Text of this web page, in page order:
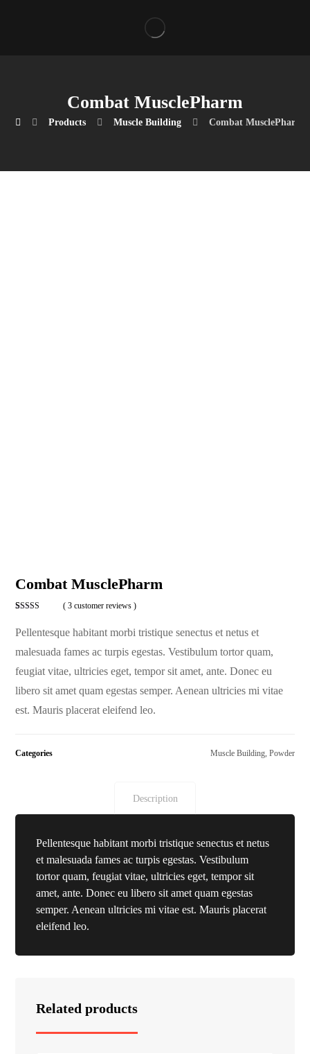
Combat MusclePharm
Products Muscle Building Combat MusclePharm
Combat MusclePharm
out of 5
based on
ratings
( 3 customer reviews )
Pellentesque habitant morbi tristique senectus et netus et
malesuada fames ac turpis egestas. Vestibulum tortor quam,
feugiat vitae, ultricies eget, tempor sit amet, ante. Donec eu
libero sit amet quam egestas semper. Aenean ultricies mi vitae
est. Mauris placerat eleifend leo.
Categories Muscle Building, Powder
Description
Pellentesque habitant morbi tristique senectus et netus
et malesuada fames ac turpis egestas. Vestibulum
tortor quam, feugiat vitae, ultricies eget, tempor sit
amet, ante. Donec eu libero sit amet quam egestas
semper. Aenean ultricies mi vitae est. Mauris placerat
eleifend leo.
Related products